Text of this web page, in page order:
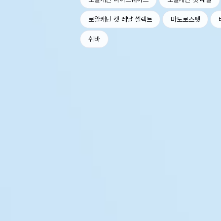
로얄캐닌 캣 레날 셀렉트 마도로스펫
쉬바